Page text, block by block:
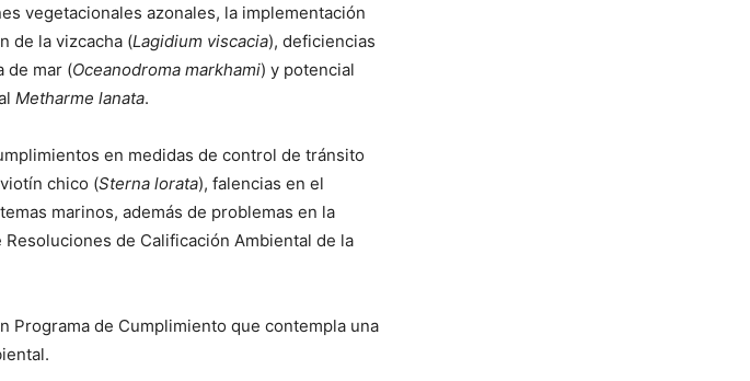
vegetacionales azonales, la implementación
de la vizcacha (Lagidium viscacia), deficiencias
de mar (Oceanodroma markhami) y potencial
Metharme lanata.
en medidas de control de tránsito
chico (Sterna lorata), falencias en el
marinos, además de problemas en la
de Calificación Ambiental de la
Programa de Cumplimiento que contempla una